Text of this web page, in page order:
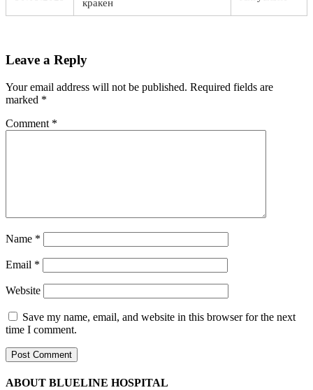
кракен
Leave a Reply
Your email address will not be published. Required fields are
marked *
Comment *
Name *
Email *
Website
Save my name, email, and website in this browser for the next
time I comment.
ABOUT BLUELINE HOSPITAL